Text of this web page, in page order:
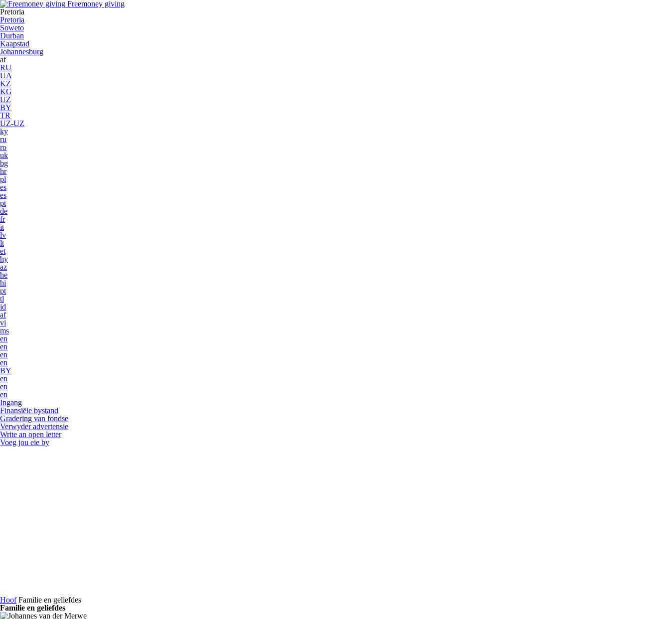
Freemoney giving
Pretoria
Pretoria
Soweto
Durban
Kaapstad
Johannesburg
af
RU
UA
KZ
KG
UZ
BY
TR
UZ-UZ
ky
ru
ro
uk
bg
hr
pl
es
es
pt
de
fr
it
lv
lt
et
hy
az
he
hi
pt
tl
id
af
vi
ms
en
en
en
en
BY
en
en
en
Ingang
Finansiële bystand
Gradering van fondse
Verwyder advertensie
Write an open letter
Voeg jou eie by
Hoof Familie en geliefdes
Familie en geliefdes